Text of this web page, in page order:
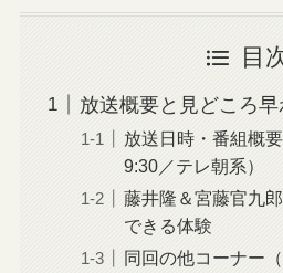
目
放送概要と見どころ早
放送日時・番組概
9:30／テレ朝系）
藤井隆＆宮藤官九
できる体験
同回の他コーナー